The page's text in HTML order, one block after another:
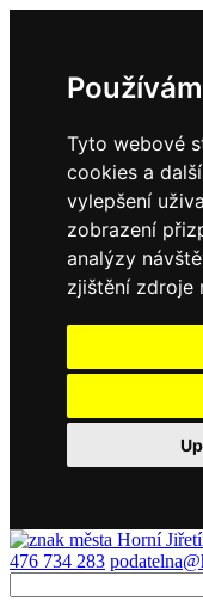
Tyto webové
cookies a
vylepšení
zobrazení
analýzy
zjištění zdroje
476 734 283